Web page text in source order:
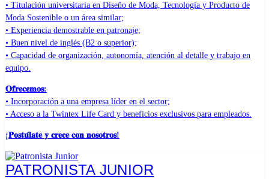
• Titulación universitaria en Diseño de Moda, Tecnología y Producto de
Moda Sostenible o un área similar;
• Experiencia demostrable en patronaje;
• Buen nivel de inglés (B2 o superior);
• Capacidad de organización, autonomía, atención al detalle y trabajo en
equipo.
𝐎𝐟𝐫𝐞𝐜𝐞𝐦𝐨𝐬:
• Incorporación a una empresa líder en el sector;
• Acceso a la Twintex Life Card y beneficios exclusivos para empleados.
¡𝐏𝐨𝐬𝐭𝐮́𝐥𝐚𝐭𝐞 𝐲 𝐜𝐫𝐞𝐜𝐞 𝐜𝐨𝐧 𝐧𝐨𝐬𝐨𝐭𝐫𝐨𝐬!
PATRONISTA JUNIOR